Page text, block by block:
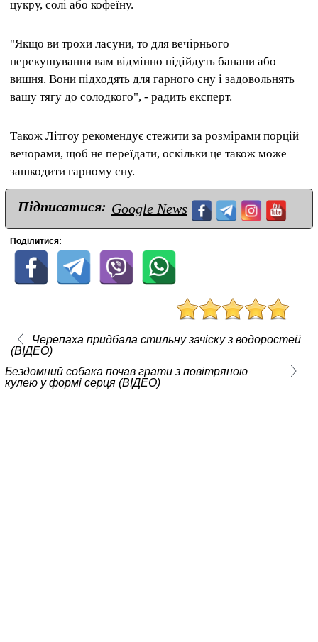
цукру, солі або кофеїну.
"Якщо ви трохи ласуни, то для вечірнього
перекушування вам відмінно підійдуть банани або
вишня. Вони підходять для гарного сну і задовольнять
вашу тягу до солодкого", - радить експерт.
Також Літгоу рекомендує стежити за розмірами порцій
вечорами, щоб не переїдати, оскільки це також може
зашкодити гарному сну.
Підписатися: Google News
Поділитися:
Черепаха придбала стильну зачіску з водоростей
(ВІДЕО)
Бездомний собака почав грати з повітряною
кулею у формі серця (ВІДЕО)